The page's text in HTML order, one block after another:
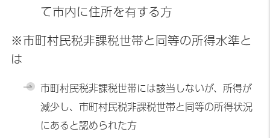
て市内に住所を有する方
※市町村民税非課税世帯と同等の所得水準と
は
市町村民税非課税世帯には該当しないが、所得が
減少し、市町村民税非課税世帯と 同等の所得状況
にあると認められた方